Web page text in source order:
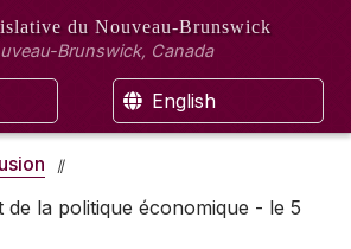
du Nouveau-Brunswick
Brunswick, Canada
English
de la politique économique - le 5